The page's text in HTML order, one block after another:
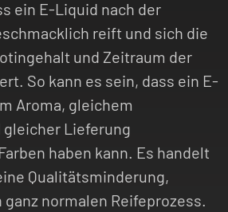
ein E-Liquid nach der
reift und sich die
und Zeitraum der
So kann es sein, dass ein E-
Aroma, gleichem
Lieferung
haben kann. Es handelt
Qualitätsminderung,
normalen Reifeprozess.